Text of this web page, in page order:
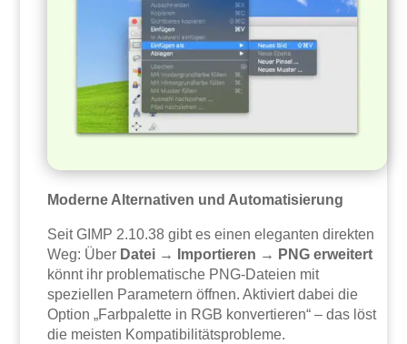
Moderne Alternativen und Automatisierung
Seit GIMP 2.10.38 gibt es einen eleganten direkten
Weg: Über Datei → Importieren → PNG erweitert
könnt ihr problematische PNG-Dateien mit
speziellen Parametern öffnen. Aktiviert dabei die
Option „Farbpalette in RGB konvertieren“ – das löst
die meisten Kompatibilitätsprobleme.